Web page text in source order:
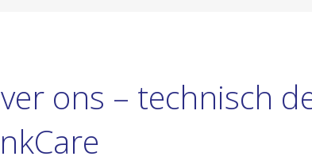
ons – technisch